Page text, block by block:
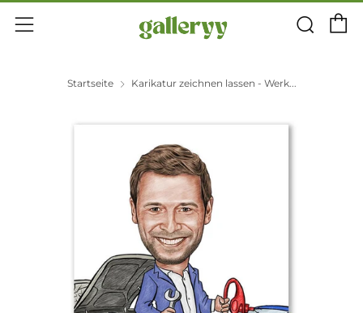
Menü
Startseite Karikatur zeichnen lassen - Werk...